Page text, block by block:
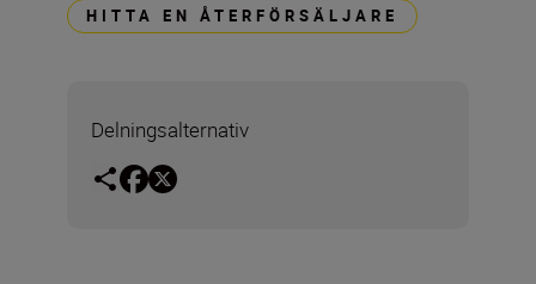
HITTA EN ÅTERFÖRSÄLJARE
Delningsalternativ